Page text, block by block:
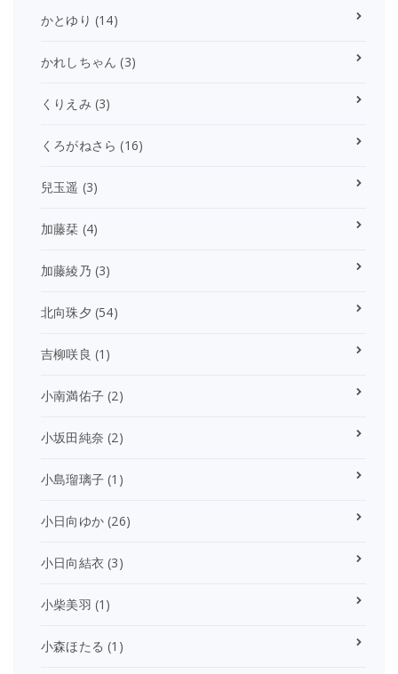
かとゆり (14)
かれしちゃん (3)
くりえみ (3)
くろがねさら (16)
兒玉遥 (3)
加藤栞 (4)
加藤綾乃 (3)
北向珠夕 (54)
吉柳咲良 (1)
小南満佑子 (2)
小坂田純奈 (2)
小島瑠璃子 (1)
小日向ゆか (26)
小日向結衣 (3)
小柴美羽 (1)
小森ほたる (1)